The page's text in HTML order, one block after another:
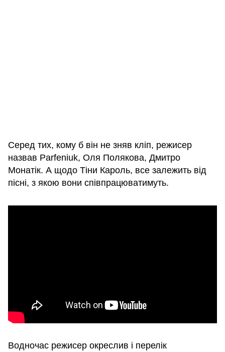
Серед тих, кому б він не зняв кліп, режисер
назвав Parfeniuk, Оля Полякова, Дмитро
Монатік. А щодо Тіни Кароль, все залежить від
пісні, з якою вони співпрацюватимуть.
Водночас режисер окреслив і перелік